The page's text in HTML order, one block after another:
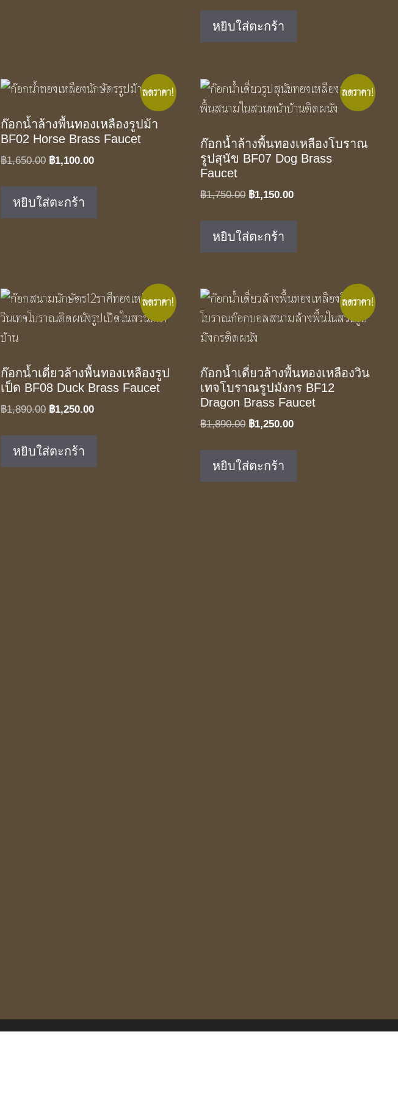
฿1,890.00.
หยิบใส่ตะกร้า
ลดราคา!
ก๊อกน้ำล้างพื้นทองเหลืองรูปม้า
BF02 Horse Brass Faucet
฿1,650.00 Original
฿1,650.00.
฿1,100.00Current
หยิบใส่ตะกร้า
ลดราคา!
ก๊อกน้ำล้างพื้นทองเหลืองโบราณ
รูปสุนัข BF07 Dog Brass
Faucet
฿1,750.00 Original
฿1,750.00.
฿1,150.00Current
หยิบใส่ตะกร้า
ลดราคา!
ก๊อกน้ำเดี่ยวล้างพื้นทองเหลืองรูป
เป็ด BF08 Duck Brass Faucet
฿1,890.00 Original
฿1,890.00.
฿1,250.00Current
หยิบใส่ตะกร้า
ลดราคา!
ก๊อกน้ำเดี่ยวล้างพื้นทองเหลืองวิน
เทจโบราณรูปมังกร BF12
Dragon Brass Faucet
฿1,890.00 Original
฿1,890.00.
฿1,250.00Current
หยิบใส่ตะกร้า